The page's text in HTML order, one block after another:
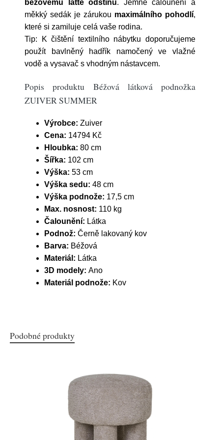
béžovému latte odstínu. Jemné čalounění a
měkký sedák je zárukou maximálního pohodlí,
které si zamiluje celá vaše rodina.
Tip: K čištění textilního nábytku doporučujeme
použít bavlněný hadřík namočený ve vlažné
vodě a vysavač s vhodným nástavcem.
Popis produktu Béžová látková podnožka
ZUIVER SUMMER
Výrobce: Zuiver
Cena: 14794 Kč
Hloubka: 80 cm
Šířka: 102 cm
Výška: 53 cm
Výška sedu: 48 cm
Výška podnože: 17,5 cm
Max. nosnost: 110 kg
Čalounění: Látka
Podnož: Černě lakovaný kov
Barva: Béžová
Materiál: Látka
3D modely: Ano
Materiál podnože: Kov
Podobné produkty